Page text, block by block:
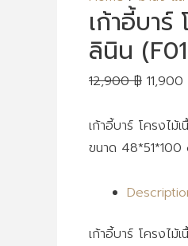
เก้าอี้บาร์
ลินิน
12,900฿ 11,900
เก้าอี้บาร์ โครงไม้
ขนาด 48*51*100
เก้าอี้บาร์ โครงไม้